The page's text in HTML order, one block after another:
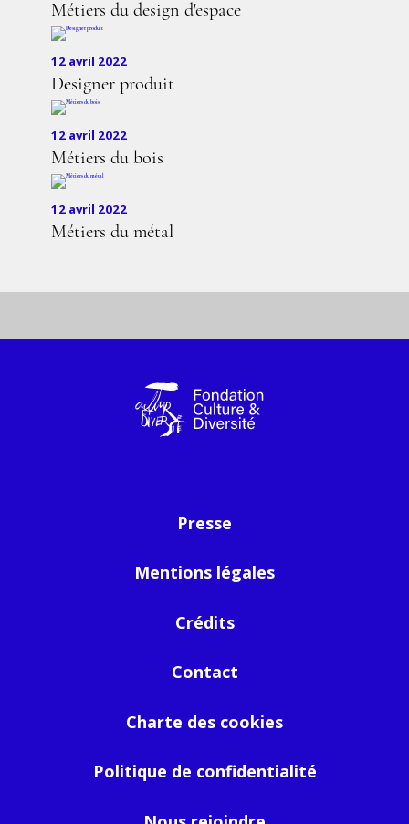
Métiers du design d'espace
12 avril 2022
Designer produit
12 avril 2022
Métiers du bois
12 avril 2022
Métiers du métal
Presse
Mentions légales
Crédits
Contact
Charte des cookies
Politique de confidentialité